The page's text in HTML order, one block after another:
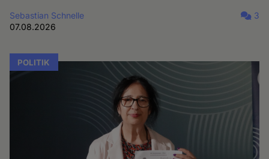
Sebastian Schnelle
07.08.2026
3
POLITIK